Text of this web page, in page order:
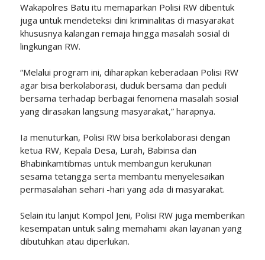
Wakapolres Batu itu memaparkan Polisi RW dibentuk
juga untuk mendeteksi dini kriminalitas di masyarakat
khususnya kalangan remaja hingga masalah sosial di
lingkungan RW.
“Melalui program ini, diharapkan keberadaan Polisi RW
agar bisa berkolaborasi, duduk bersama dan peduli
bersama terhadap berbagai fenomena masalah sosial
yang dirasakan langsung masyarakat,” harapnya.
Ia menuturkan, Polisi RW bisa berkolaborasi dengan
ketua RW, Kepala Desa, Lurah, Babinsa dan
Bhabinkamtibmas untuk membangun kerukunan
sesama tetangga serta membantu menyelesaikan
permasalahan sehari -hari yang ada di masyarakat.
Selain itu lanjut Kompol Jeni, Polisi RW juga memberikan
kesempatan untuk saling memahami akan layanan yang
dibutuhkan atau diperlukan.